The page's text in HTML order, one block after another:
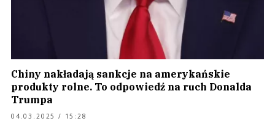
Chiny nakładają sankcje na amerykańskie
produkty rolne. To odpowiedź na ruch Donalda
Trumpa
04.03.2025 / 15:28